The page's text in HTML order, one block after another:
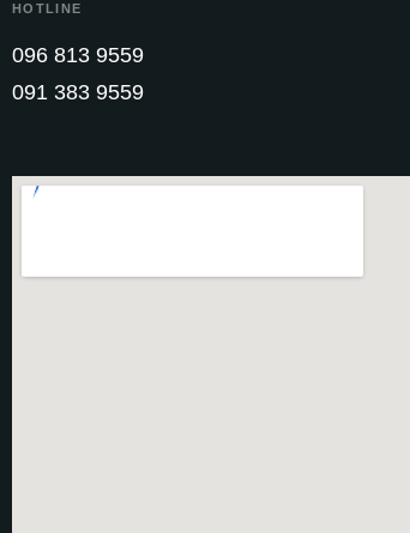
HOTLINE
096 813 9559
091 383 9559